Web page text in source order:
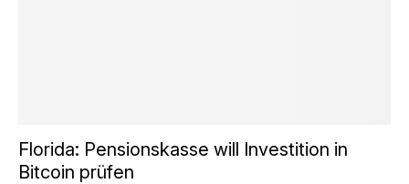
Florida: Pensionskasse will Investition in
Bitcoin prüfen